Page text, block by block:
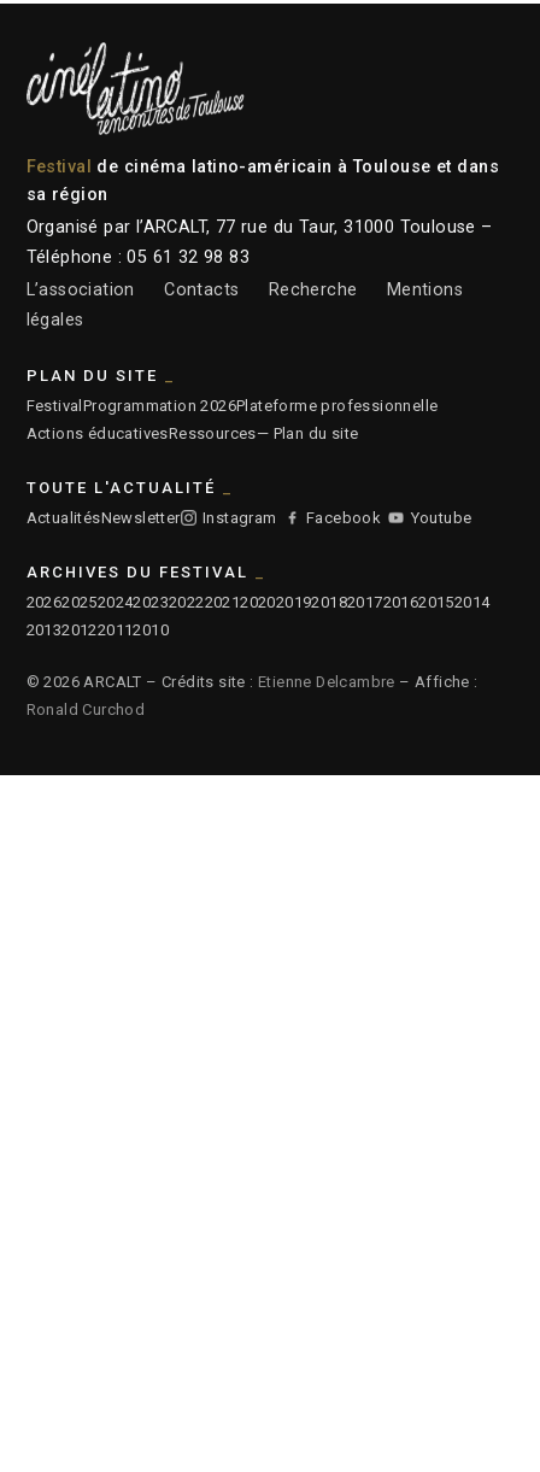
Festival
de cinéma latino-américain à Toulouse et dans
sa région
Organisé par l’ARCALT, 77 rue du Taur, 31000 Toulouse –
Téléphone : 05 61 32 98 83
L’association
Contacts Recherche
Mentions
légales
PLAN DU SITE
FestivalProgrammation 2026Plateforme professionnelle
Actions éducativesRessources— Plan du site
TOUTE L'ACTUALITÉ
ActualitésNewsletter Instagram Facebook Youtube
ARCHIVES DU FESTIVAL
2026202520242023202220212020201920182017201620152014
2013201220112010
© 2026 ARCALT – Crédits site : Etienne Delcambre – Affiche :
Ronald Curchod